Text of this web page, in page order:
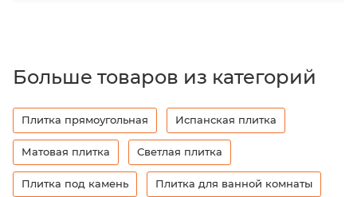
Больше товаров из категорий
Плитка прямоугольная Испанская плитка
Матовая плитка Светлая плитка
Плитка под камень Плитка для ванной комнаты